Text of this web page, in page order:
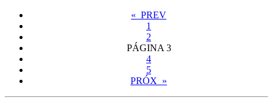
« PREV
1
2
PÁGINA 3
4
5
PRÓX »